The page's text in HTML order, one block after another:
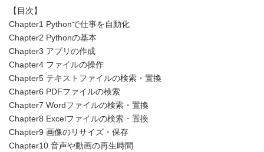
【目次】
Chapter1 Pythonで仕事を自動化
Chapter2 Pythonの基本
Chapter3 アプリの作成
Chapter4 ファイルの操作
Chapter5 テキストファイルの検索・置換
Chapter6 PDFファイルの検索
Chapter7 Wordファイルの検索・置換
Chapter8 Excelファイルの検索・置換
Chapter9 画像のリサイズ・保存
Chapter10 音声や動画の再生時間